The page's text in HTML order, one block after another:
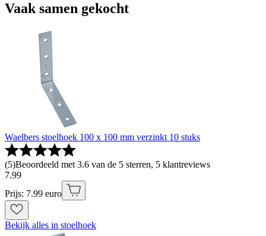
Vaak samen gekocht
Waelbers stoelhoek 100 x 100 mm verzinkt 10 stuks
(5)Beoordeeld met 3.6 van de 5 sterren, 5 klantreviews
7.99
Prijs: 7.99 euro
Bekijk alles in stoelhoek